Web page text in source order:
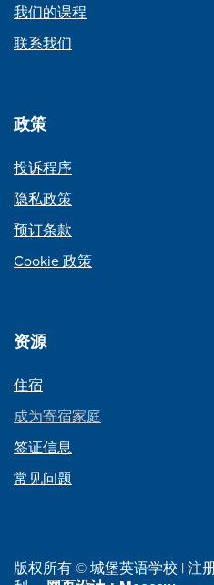
我们的课程
联系我们
政策
投诉程序
隐私政策
预订条款
Cookie 政策
资源
住宿
成为寄宿家庭
签证信息
常见问题
版权所有 © 城堡英语学校 | 注